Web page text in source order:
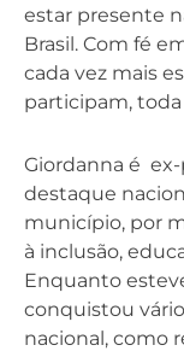
estar presente
Brasil. Com fé
cada vez mais
participam, toda
Giordanna é
destaque
município, por
à inclusão,
Enquanto
conquistou
nacional, como